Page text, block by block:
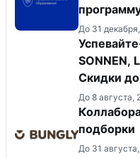
До 31
SONNEN,
Скидки
До 8 августа,
подборки
До 31